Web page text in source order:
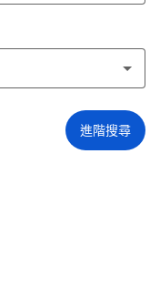
進階搜尋